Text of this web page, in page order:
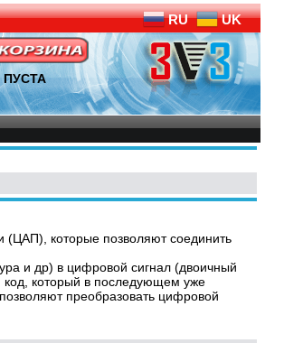
RU UK
ПУСТА
которые позволяют соединить
и др) в цифровой сигнал (двоичный
код, который в последующем уже
преобразовать цифровой